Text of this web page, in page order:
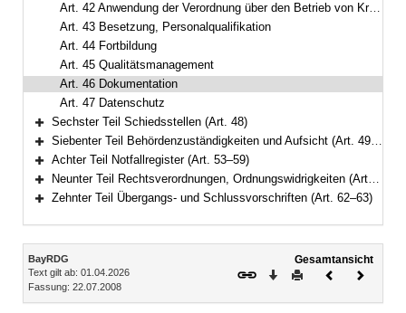
Art. 42 Anwendung der Verordnung über den Betrieb von Kraftfahrunternehmen im Personenverkehr
Art. 43 Besetzung, Personalqualifikation
Art. 44 Fortbildung
Art. 45 Qualitätsmanagement
Art. 46 Dokumentation
Art. 47 Datenschutz
Bereich erweitern
Sechster Teil Schiedsstellen (Art. 48)
Bereich erweitern
Siebenter Teil Behördenzuständigkeiten und Aufsicht (Art. 49–52)
Bereich erweitern
Achter Teil Notfallregister (Art. 53–59)
Bereich erweitern
Neunter Teil Rechtsverordnungen, Ordnungswidrigkeiten (Art. 60–61)
Zehnter Teil Übergangs- und Schlussvorschriften (Art. 62–63)
Inhalt
BayRDG
Text gilt ab: 01.04.2026
Fassung: 22.07.2008
Gesamtansicht
Download
DruckenVorheriges